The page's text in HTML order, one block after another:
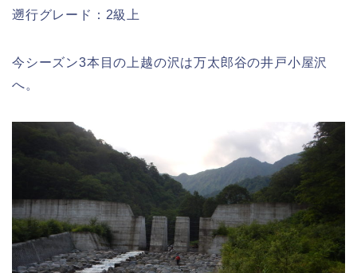
遡行グレード：2級上
今シーズン3本目の上越の沢は万太郎谷の井戸小屋沢
へ。